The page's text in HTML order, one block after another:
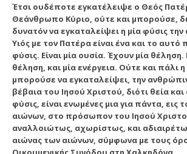
Έτσι ουδέποτε εγκατέλειψε ο Θεός
Θεάνθρωπο Κύριο, ούτε και μπορούσε,
δυνατόν να εγκαταλείψει η μία φύσις
Υιός με τον Πατέρα είναι ένα και το αυτό
φύσις. Είναι μία ουσία. Έχουν μία
θέληση, και μία ενέργεια. Ούτε και πάλι
μπορούσε να εγκαταλείψει, την
βέβαια του Ιησού Χριστού, διότι θεία
φύσις, είναι ενωμένες μια για πάντα, εις
αιώνων, στο πρόσωπον του Ιησού
αναλλοιώτως, αχωρίστως, και
αιώνας των αιώνων, σύμφωνα με τους